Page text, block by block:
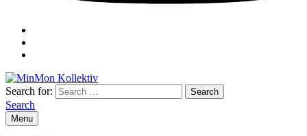
Search for:
Search
Menu